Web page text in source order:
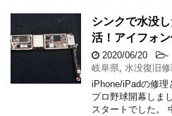
シンクで水没
活！アイフォ
2020/06/20 -
岐阜県, 水没復旧修
iPhone/iPadの修理
プロ野球開幕しま
スタートでした。